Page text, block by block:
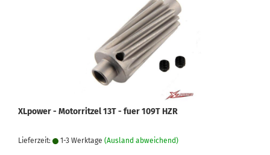
XLpower - Motorritzel 13T - fuer 109T HZR
Lieferzeit: 1-3 Werktage (Ausland abweichend)